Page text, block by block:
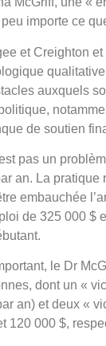
importe ce
et Creighton et
auxquels
de soutien
pas un
an. La pratique
embauchée
de 325 000 $
le Dr
dont un «
an) et deux «
120 000 $,